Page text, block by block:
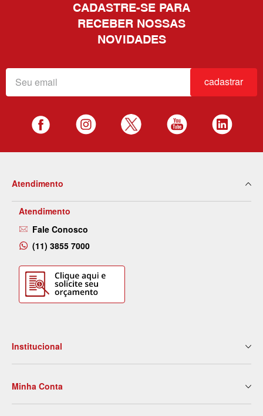
CADASTRE-SE PARA
RECEBER NOSSAS
NOVIDADES
cadastrar
Atendimento
Atendimento
Fale Conosco
(11) 3855 7000
Institucional
Nossas Lojas
Serviços
Minha Conta